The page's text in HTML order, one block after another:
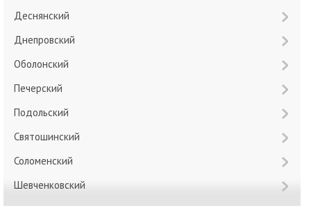
Деснянский
Днепровский
Оболонский
Печерский
Подольский
Святошинский
Соломенский
Шевченковский